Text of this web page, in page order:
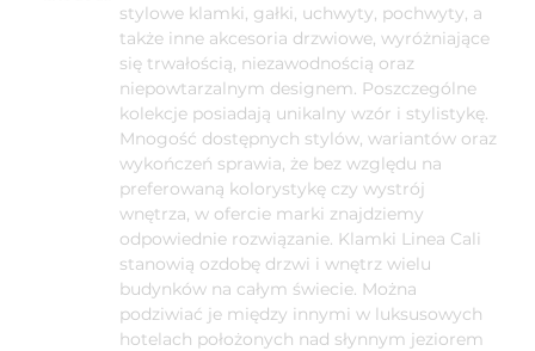
stylowe klamki, gałki, uchwyty, pochwyty, a
także inne akcesoria drzwiowe, wyróżniające
się trwałością, niezawodnością oraz
niepowtarzalnym designem. Poszczególne
kolekcje posiadają unikalny wzór i stylistykę.
Mnogość dostępnych stylów, wariantów oraz
wykończeń sprawia, że bez względu na
preferowaną kolorystykę czy wystrój
wnętrza, w ofercie marki znajdziemy
odpowiednie rozwiązanie. Klamki Linea Cali
stanowią ozdobę drzwi i wnętrz wielu
budynków na całym świecie. Można
podziwiać je między innymi w luksusowych
hotelach położonych nad słynnym jeziorem